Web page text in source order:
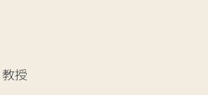
教授